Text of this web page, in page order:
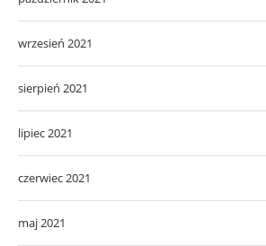
wrzesień 2021
sierpień 2021
lipiec 2021
czerwiec 2021
maj 2021